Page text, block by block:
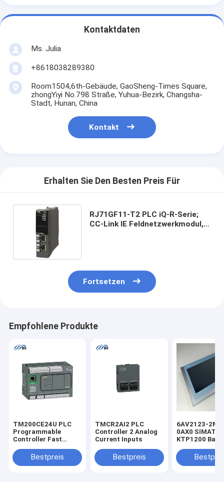
Kontaktdaten
Ms. Julia
+8618038289380
Room1504,6th-Gebäude, GaoSheng-Times Square,
zhongYiyi No.798 Straße, Yuhua-Bezirk, Changsha-
Stadt, Hunan, China
Kontakt
Erhalten Sie Den Besten Preis Für
RJ71GF11-T2 PLC iQ-R-Serie;
CC-Link IE Feldnetzwerkmodul,
Fortsetzen
Empfohlene Produkte
TM200CE24U PLC
Programmable
Controller Fast
Bestpreis
TMCR2AI2 PLC
Controller 2 Analog
Current Inputs
Bestpreis
6AV2123-
0AX0
KTP1200
and machine
visualization